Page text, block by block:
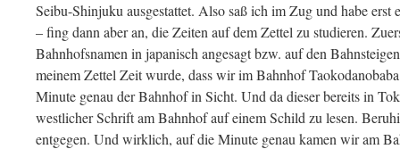
Seibu-Shinjuku ausgestattet. Also saß ich im Zug und habe erst
– fing dann aber an, die Zeiten auf dem Zettel zu studieren.
Bahnhofsnamen in japanisch angesagt bzw. auf den
meinem Zettel Zeit wurde, dass wir im Bahnhof
Minute genau der Bahnhof in Sicht. Und da dieser bereits in
westlicher Schrift am Bahnhof auf einem Schild zu lesen.
entgegen. Und wirklich, auf die Minute genau kamen wir am